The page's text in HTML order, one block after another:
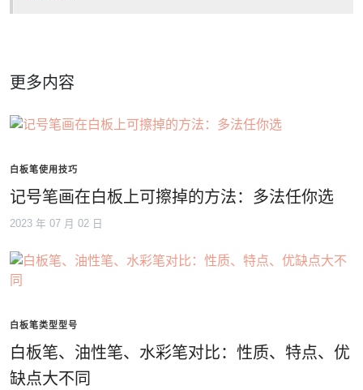
更多内容
白板笔使用技巧
记号笔画在白板上可擦掉的方法：多法任你选
2023 年 07 月 02 日
白板笔类型型号
白板笔、油性笔、水彩笔对比：性质、特点、优
缺点大不同